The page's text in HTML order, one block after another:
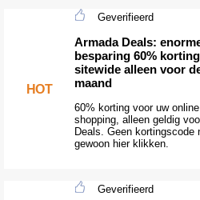
HOT
Geverifieerd
Armada Deals:
besparing 60%
sitewide alleen voor
maand
60% korting voor uw online
shopping, alleen geldig
Deals. Geen kortingscode
gewoon hier klikken.
Geverifieerd